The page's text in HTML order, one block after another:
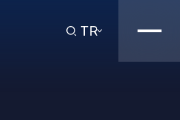
TR